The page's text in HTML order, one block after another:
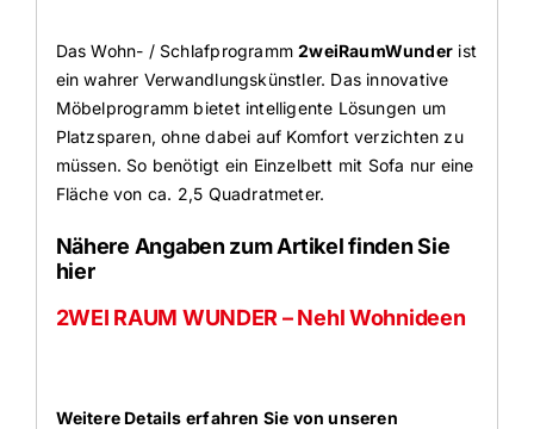
Das Wohn- / Schlafprogramm2weiRaumWunder ist
ein wahrer Verwandlungskünstler. Das innovative
Möbelprogramm bietet intelligente Lösungen um
Platzsparen, ohne dabei auf Komfort verzichten zu
müssen. So benötigt ein Einzelbett mit Sofa nur eine
Fläche von ca. 2,5 Quadratmeter.
Nähere Angaben zum Artikel finden Sie
hier
2WEI RAUM WUNDER – Nehl Wohnideen
Weitere Details erfahren Sie von unseren